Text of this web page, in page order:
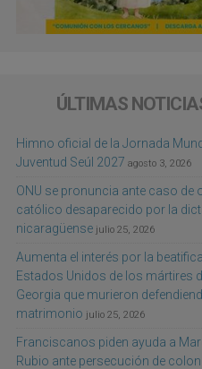
ÚLTIMAS
Himno oficial de la Jornada
Juventud Seúl 2027 agosto 3, 2026
ONU se pronuncia ante caso de
católico desaparecido por la
nicaragüense julio 25, 2026
Aumenta el interés por la
Estados Unidos de los mártires
Georgia que murieron
matrimonio julio 25, 2026
Franciscanos piden ayuda a
Rubio ante persecución de